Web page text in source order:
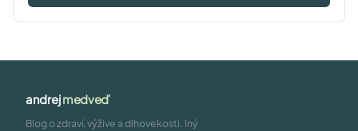
andrejmedveď
Blog o zdraví, výžive a dlhovekosti. Iný